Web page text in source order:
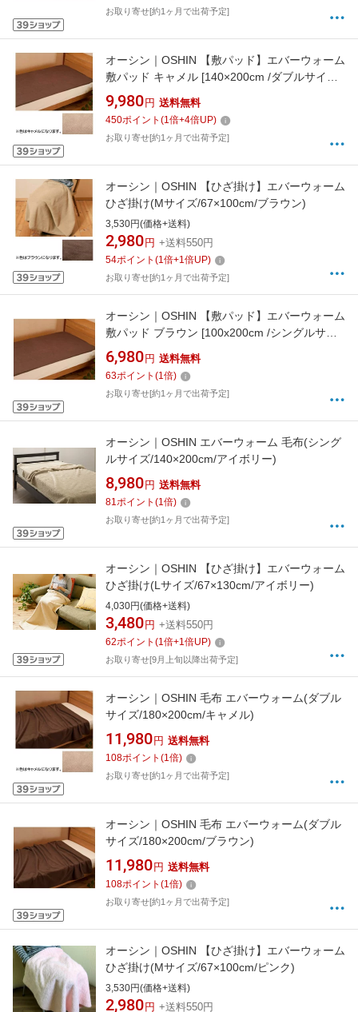
お取り寄せ[約1ヶ月で出荷予定]
オーシン｜OSHIN 【敷パッド】エバーウォーム
敷パッド キャメル [140×200cm /ダブルサイズ /
ウォーム敷パッド]
9,980 円 送料無料
450ポイント (1倍+4倍UP)
お取り寄せ[約1ヶ月で出荷予定]
オーシン｜OSHIN 【ひざ掛け】エバーウォーム
ひざ掛け(Mサイズ/67×100cm/ブラウン)
3,530円(価格+送料)
2,980 円 +送料550円
54ポイント (1倍+1倍UP)
お取り寄せ[約1ヶ月で出荷予定]
オーシン｜OSHIN 【敷パッド】エバーウォーム
敷パッド ブラウン [100x200cm /シングルサイ
ズ /ウォーム敷パッド]
6,980 円 送料無料
63ポイント (1倍)
お取り寄せ[約1ヶ月で出荷予定]
オーシン｜OSHIN エバーウォーム 毛布(シング
ルサイズ/140×200cm/アイボリー)
8,980 円 送料無料
81ポイント (1倍)
お取り寄せ[約1ヶ月で出荷予定]
オーシン｜OSHIN 【ひざ掛け】エバーウォーム
ひざ掛け(Lサイズ/67×130cm/アイボリー)
4,030円(価格+送料)
3,480 円 +送料550円
62ポイント (1倍+1倍UP)
お取り寄せ[9月上旬以降出荷予定]
オーシン｜OSHIN 毛布 エバーウォーム(ダブル
サイズ/180×200cm/キャメル)
11,980 円 送料無料
108ポイント (1倍)
お取り寄せ[約1ヶ月で出荷予定]
オーシン｜OSHIN 毛布 エバーウォーム(ダブル
サイズ/180×200cm/ブラウン)
11,980 円 送料無料
108ポイント (1倍)
お取り寄せ[約1ヶ月で出荷予定]
オーシン｜OSHIN 【ひざ掛け】エバーウォーム
ひざ掛け(Mサイズ/67×100cm/ピンク)
3,530円(価格+送料)
2,980 円 +送料550円